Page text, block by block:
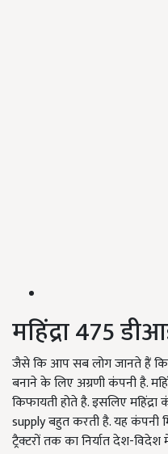
महिंद्रा 475
जैसे कि आप सब लोग जानते हैं कि,
बनाने के लिए अग्रणी कंपनी है.
किफायती होते है. इसलिए
supply बहुत करती है. यह कंपनी
ट्रैक्टरों तक का निर्यात देश-